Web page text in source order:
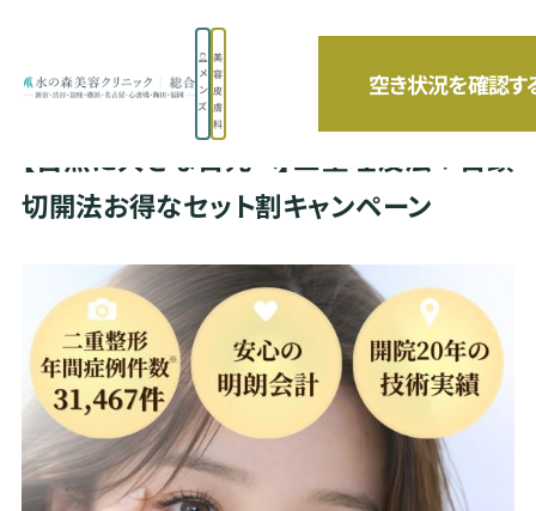
メ
ン
ズ
美
容
皮
膚
科
空き状況を確認す
TOP 【自然に大きな目元へ】二重埋没法＋目頭切開法お得なセット割キャンペーン
【自然に大きな目元へ】二重埋没法＋目頭
切開法お得なセット割キャンペーン